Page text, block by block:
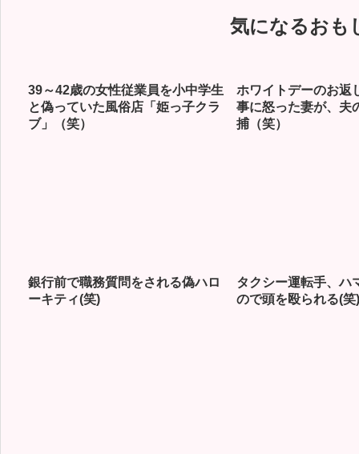
気になるおも
39～42歳の女性従業員を小中学生
と偽っていた風俗店「姫っ子クラ
ブ」（笑）
ホワイトデーのお返
事に怒った妻が、夫
捕（笑）
銀行前で職務質問をされる偽ハロ
ーキティ(笑)
タクシー運転手、ハ
ので頭を殴られる(笑)